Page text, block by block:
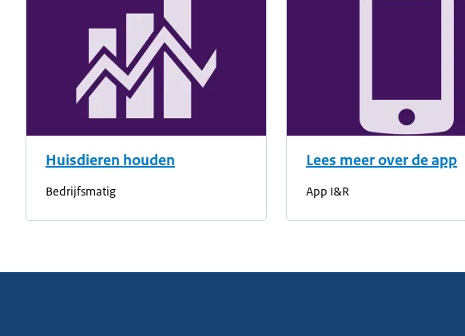
Huisdieren houden
Bedrijfsmatig
Lees meer over de app
App I&R